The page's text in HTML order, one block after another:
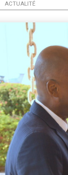
ACTUALITÉ